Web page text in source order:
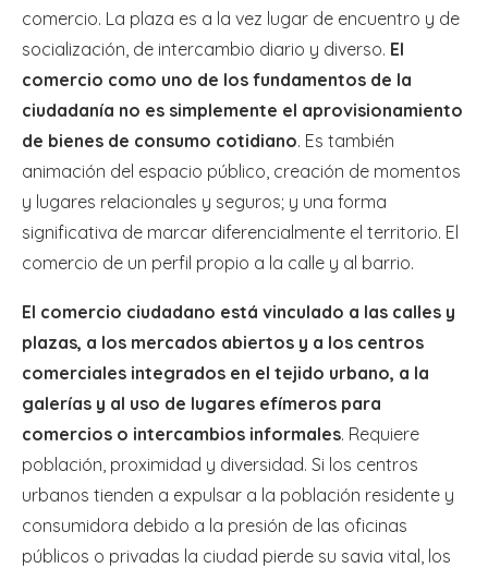
comercio. La plaza es a la vez lugar de encuentro y de
socialización, de intercambio diario y diverso. El
comercio como uno de los fundamentos de la
ciudadanía no es simplemente el aprovisionamiento
de bienes de consumo cotidiano. Es también
animación del espacio público, creación de momentos
y lugares relacionales y seguros; y una forma
significativa de marcar diferencialmente el territorio. El
comercio de un perfil propio a la calle y al barrio.
El comercio ciudadano está vinculado a las calles y
plazas, a los mercados abiertos y a los centros
comerciales integrados en el tejido urbano, a la
galerías y al uso de lugares efímeros para
comercios o intercambios informales. Requiere
población, proximidad y diversidad. Si los centros
urbanos tienden a expulsar a la población residente y
consumidora debido a la presión de las oficinas
públicos o privadas la ciudad pierde su savia vital, los